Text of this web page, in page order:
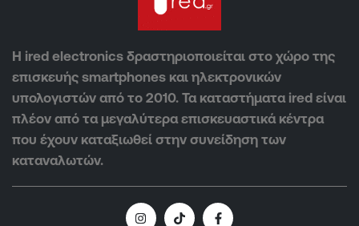
Η ired electronics δραστηριοποιείται στο χώρο της
επισκευής smartphones και ηλεκτρονικών
υπολογιστών από το 2010. Τα καταστήματα ired είναι
πλέον από τα μεγαλύτερα επισκευαστικά κέντρα
που έχουν καταξιωθεί στην συνείδηση των
καταναλωτών.